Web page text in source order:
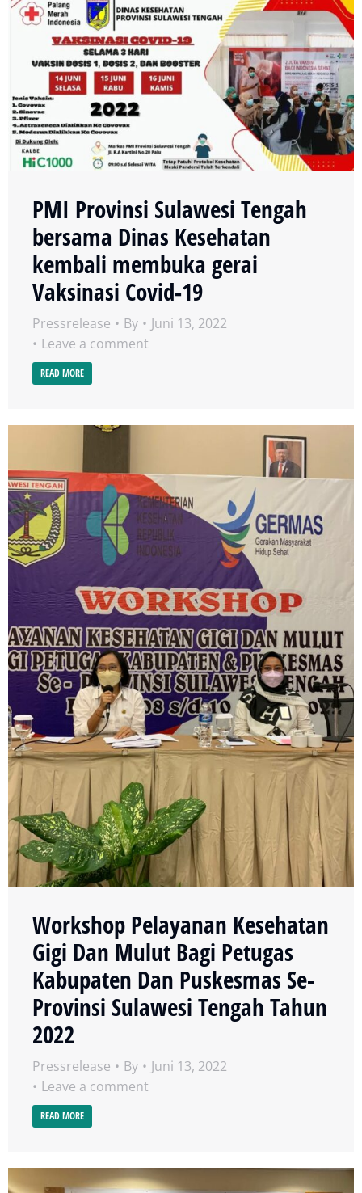
PMI Provinsi Sulawesi Tengah
bersama Dinas Kesehatan
kembali membuka gerai
Vaksinasi Covid-19
Pressrelease By
Juni 13, 2022
Leave a comment
READ MORE
Workshop Pelayanan Kesehatan
Gigi Dan Mulut Bagi Petugas
Kabupaten Dan Puskesmas Se-
Provinsi Sulawesi Tengah Tahun
2022
Pressrelease By
Juni 13, 2022
Leave a comment
READ MORE